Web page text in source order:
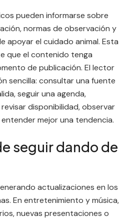
pueden informarse sobre
normas de observación y
apoyar el cuidado animal. Esta
que el contenido tenga
de publicación. El lector
sencilla: consultar una fuente
seguir una agenda,
disponibilidad, observar
mejor una tendencia.
seguir dando de
actualizaciones en los
En entretenimiento y música,
nuevas presentaciones o